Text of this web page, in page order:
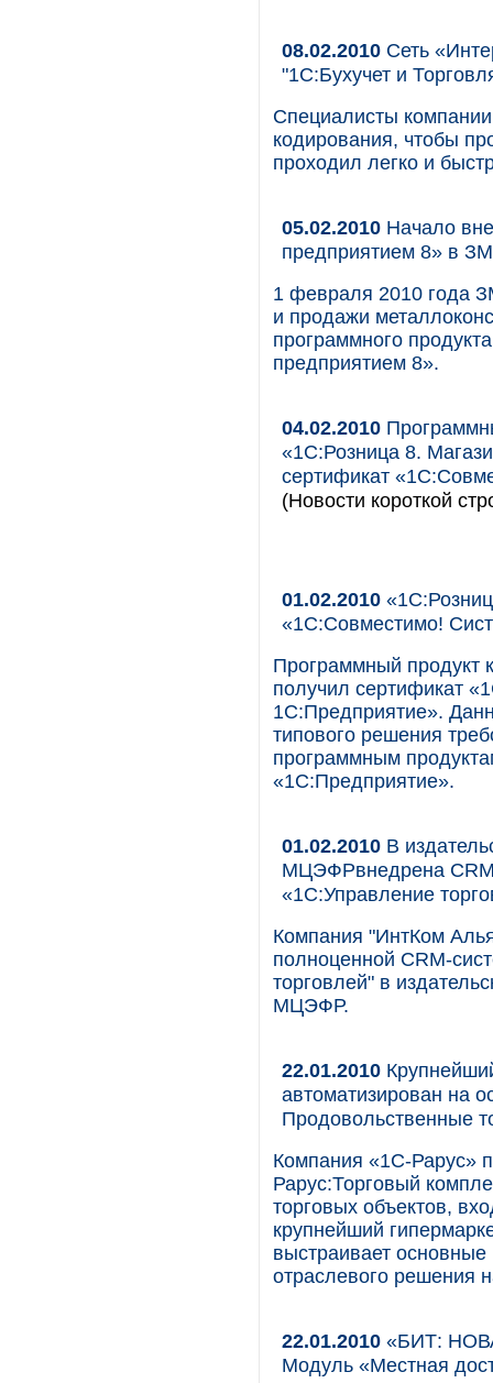
08.02.2010 Сеть
"1С:Бухучет и
Специалисты
кодирования, чтобы
проходил легко и
05.02.2010 Начало
предприятием 8» в
1 февраля 2010 года
и продажи
программного
предприятием 8».
04.02.2010
«1С:Розница 8.
сертификат
(Новости короткой
01.02.2010
«1С:Совместимо!
Программный продукт
получил сертификат
1С:Предприятие».
типового решения
программным
«1С:Предприятие».
01.02.2010 В
МЦЭФРвнедрена
«1С:Управление
Компания "ИнтКом
полноценной CRM-
торговлей" в
МЦЭФР.
22.01.2010
автоматизирован на
Продовольственные
Компания «1С-Рарус»
Рарус:Торговый
торговых объектов,
крупнейший
выстраивает
отраслевого решения
22.01.2010 «БИТ: НОВА
Модуль «Местная